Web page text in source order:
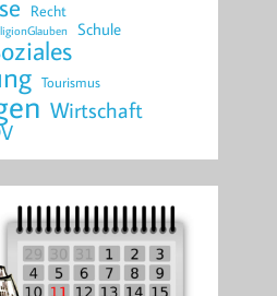
Recht
Schule
Tourismus
Wirtschaft